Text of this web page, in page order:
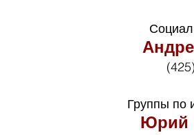
Группы по
Юрий